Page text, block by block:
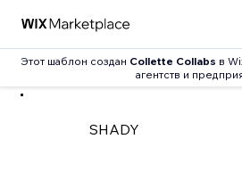
Этот шаблон создан Collette Collabs в
агентств и